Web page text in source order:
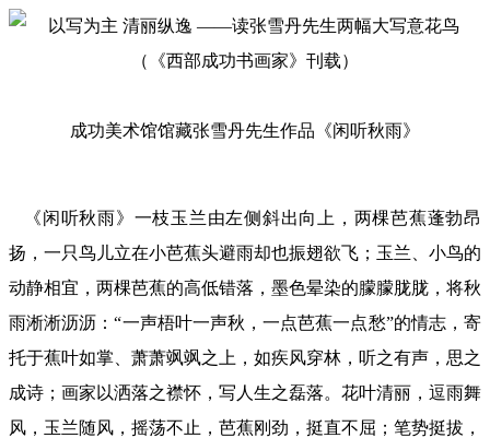
成功美术馆馆藏张雪丹先生作品《闲听秋雨》
《闲听秋雨》一枝玉兰由左侧斜出向上，两棵芭蕉蓬勃昂
扬，一只鸟儿立在小芭蕉头避雨却也振翅欲飞；玉兰、小鸟的
动静相宜，两棵芭蕉的高低错落，墨色晕染的朦朦胧胧，将秋
雨淅淅沥沥：“一声梧叶一声秋，一点芭蕉一点愁”的情志，寄
托于蕉叶如掌、萧萧飒飒之上，如疾风穿林，听之有声，思之
成诗；画家以洒落之襟怀，写人生之磊落。花叶清丽，逗雨舞
风，玉兰随风，摇荡不止，芭蕉刚劲，挺直不屈；笔势挺拔，